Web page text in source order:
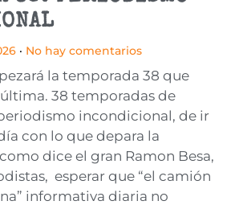
No hay comentarios
la temporada 38 que
38 temporadas de
incondicional, de ir
con lo que depara la
dice el gran Ramon Besa,
esperar que “el camión
informativa diaria no